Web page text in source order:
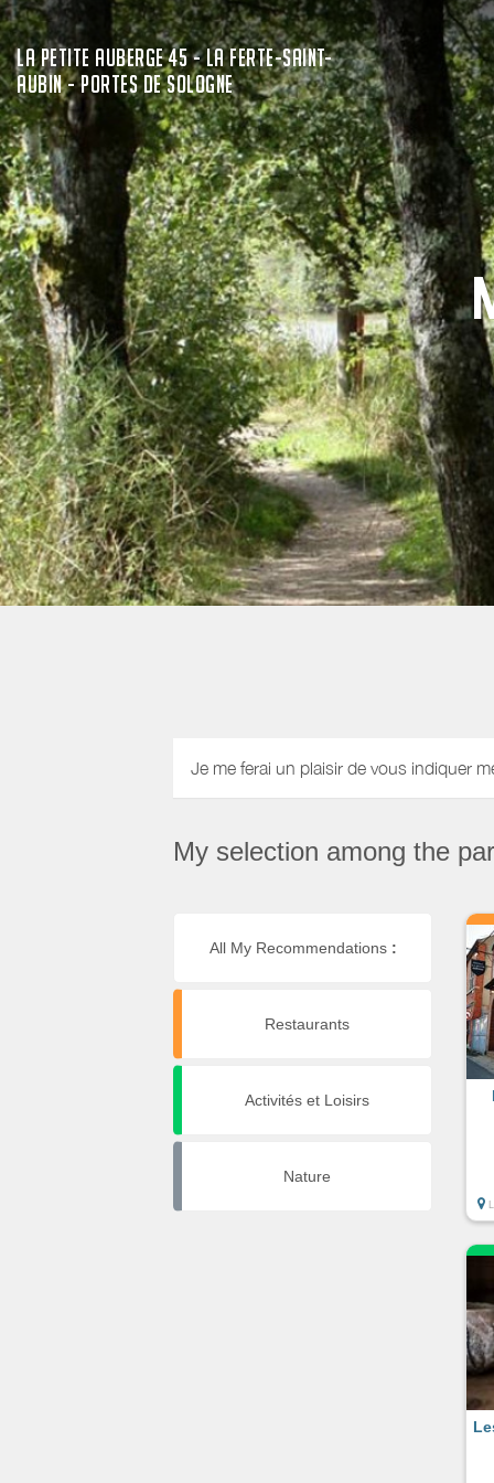
LA PETITE AUBERGE 45 - LA FERTE-SAINT-
AUBIN - PORTES DE SOLOGNE
Je me ferai un plaisir de vous indiquer
My selection among the
All My Recommendations :
Restaurants
Activités et Loisirs
Nature